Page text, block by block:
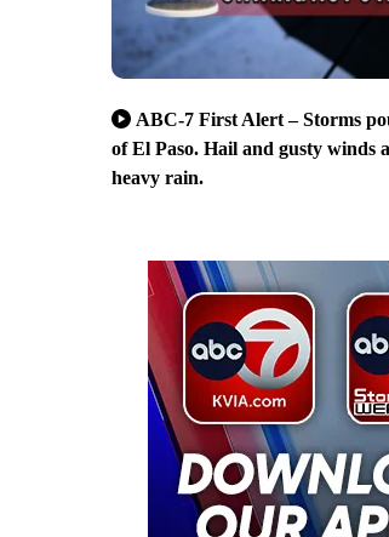
ABC-7 First Alert – Storms
of El Paso. Hail and gusty winds
heavy rain.